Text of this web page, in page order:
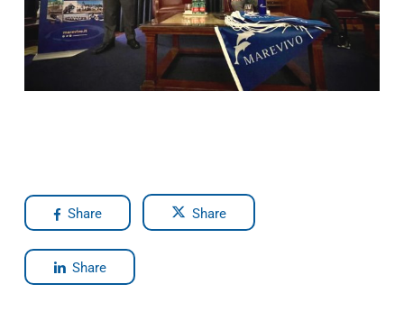
Share Share
Share